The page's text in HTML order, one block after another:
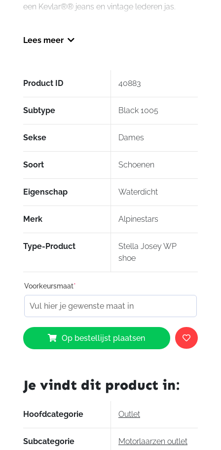
een Kevlar®® jeans en vintage lederen jas.
Lees meer
Product ID 40883
Subtype Black 1005
Sekse Dames
Soort Schoenen
Eigenschap Waterdicht
Merk Alpinestars
Type-Product
Stella Josey WP
shoe
Voorkeursmaat*
Alpinestars
Stella
Josey
Black
aantal
Op bestellijst plaatsen
Je vindt dit product in:
Hoofdcategorie Outlet
Subcategorie
Motorlaarzen outlet